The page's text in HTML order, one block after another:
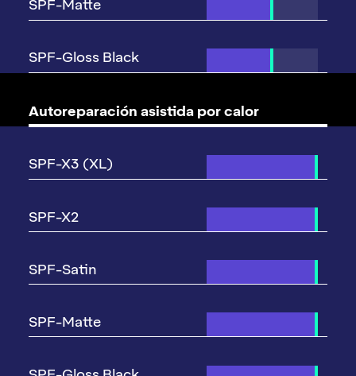
Autoreparación asistida por calor